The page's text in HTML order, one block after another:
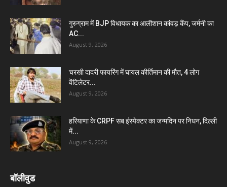
गुरुग्राम में BJP विधायक का आलीशान कांवड़ कैंप, जर्मनी का
AC...
August 9, 2026
चरखी दादरी फायरिंग में घायल कीर्तिमान की मौत, 4 लोग
वेंटिलेटर...
August 9, 2026
हरियाणा के CRPF सब इंस्पेक्टर का जन्मदिन पर निधन, दिल्ली
में...
August 9, 2026
बॉलीवुड